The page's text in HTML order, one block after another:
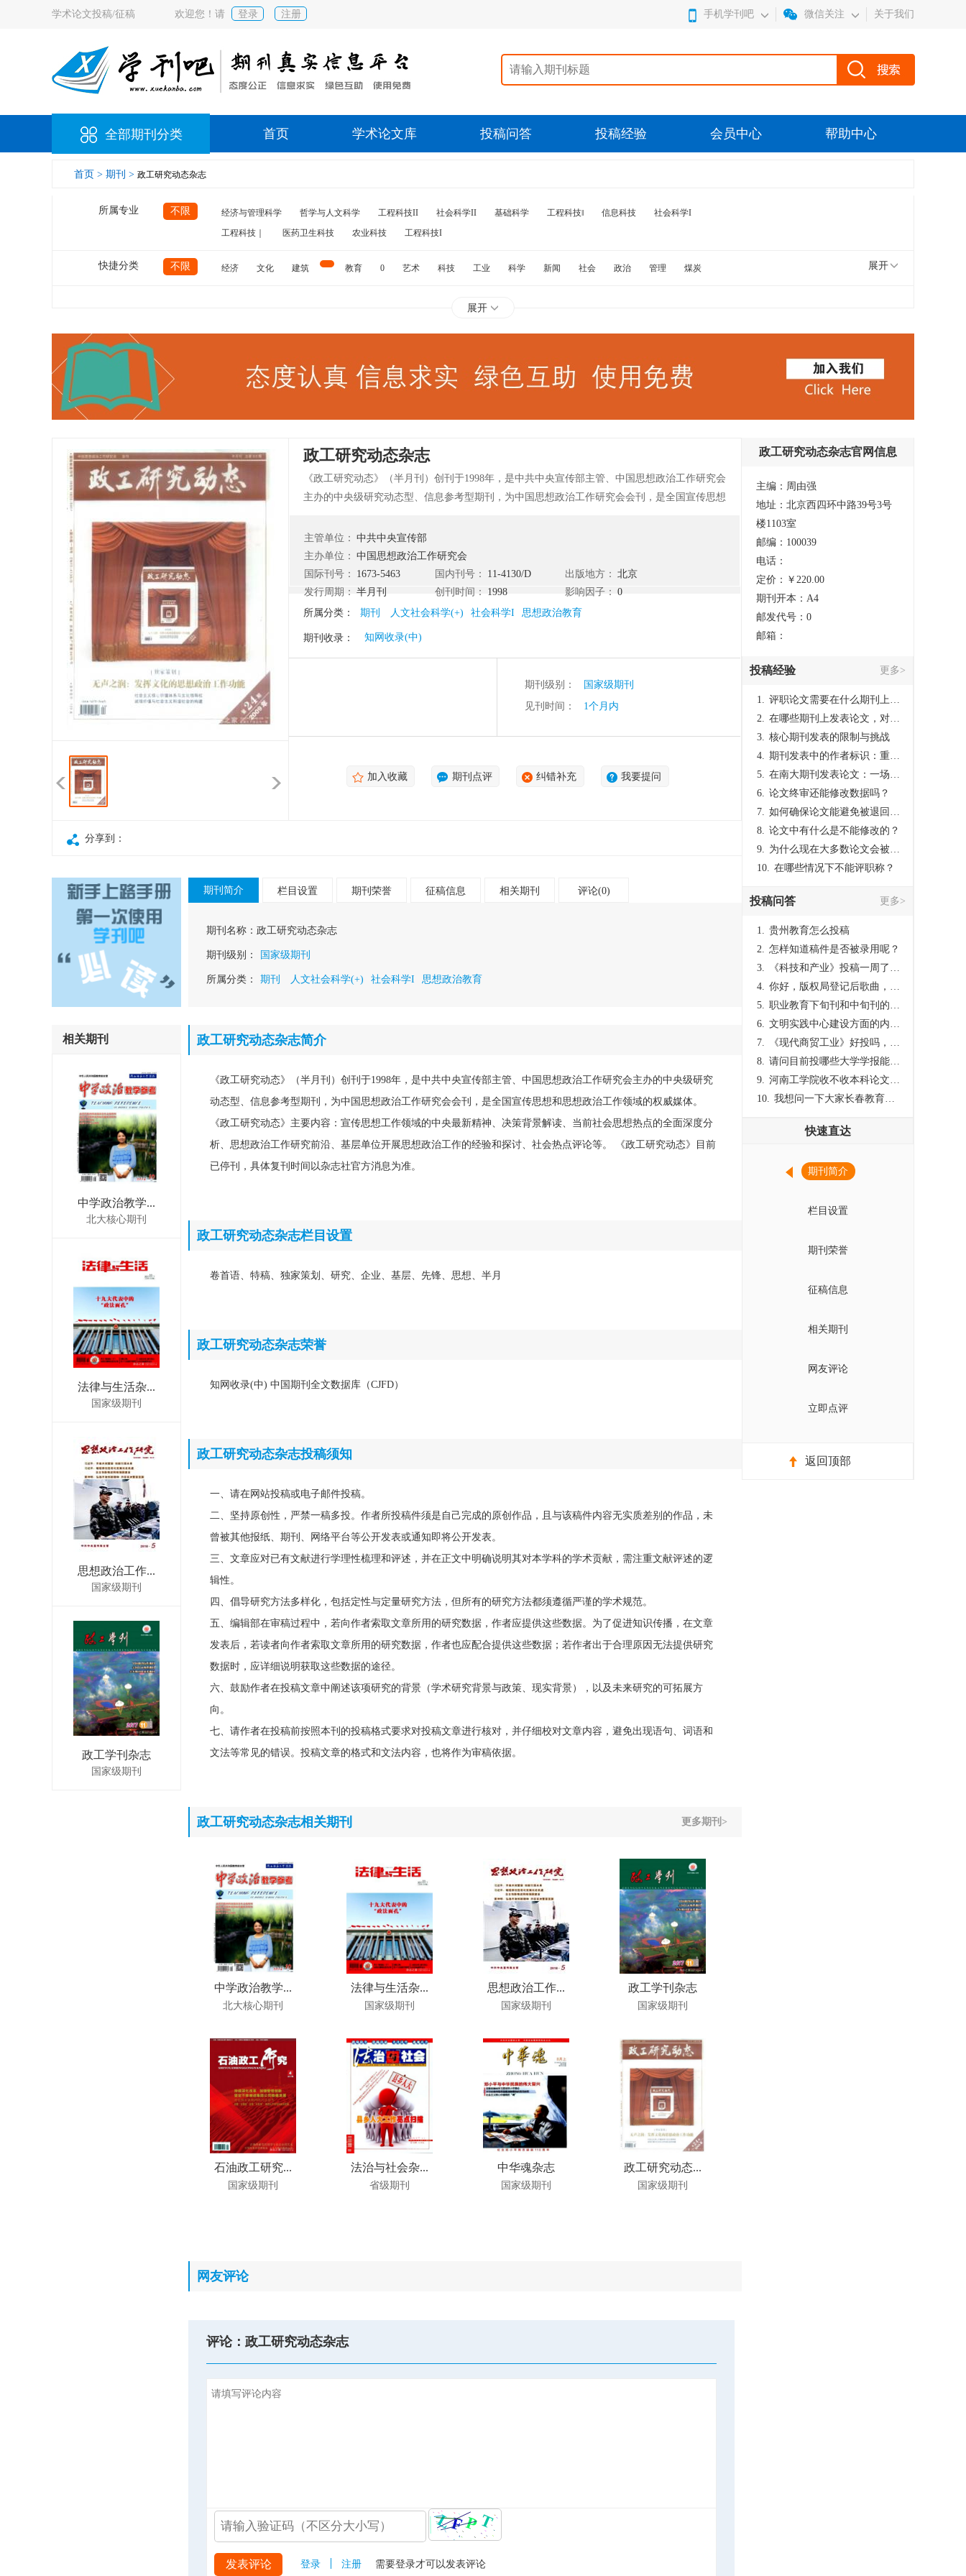
学术论文投稿/征稿 欢迎您！请 登录 注册 手机学刊吧 微信关注 关于我们
全部期刊分类 首页 学术论文库 投稿问答 投稿经验 会员中心 帮助中心
首页 > 期刊 > 政工研究动态杂志
所属专业 不限 经济与管理科学 哲学与人文科学 工程科技II 社会科学II 基础科学 工程科技‖ 信息科技
社会科学I
工程科技｜
医药卫生科技 农业科技 工程科技I
快捷分类 不限 经济 文化 建筑 教育 0 艺术 科技 工业 科学 新闻 社会 政治 管理
煤炭
展开
展开
政工研究动态杂志
《政工研究动态》（半月刊）创刊于1998年，是中共中央宣传部主管、中国思想政治工作研究会
主办的中央级研究动态型、信息参考型期刊，为中国思想政治工作研究会会刊，是全国宣传思想
精神、决策背景解读、当前社会思想热点的全面深度分析、思想政治工作研究前沿、基层单位开
展思想政治工作的经验和探讨、社会热点评论等。 《政工研究动态》目前已停刊，具体复刊时
间以杂志社官方消息为准。
主管单位： 中共中央宣传部
主办单位： 中国思想政治工作研究会
国际刊号：
1673-5463 国内刊号： 11-4130/D 出版地方：
北京
发行周期： 半月刊 创刊时间： 1998 影响因子：
0
所属分类：
期刊 人文社会科学(+) 社会科学I 思想政治教育
期刊收录： 知网收录(中)
期刊级别：
国家级期刊
见刊时间：
1个月内
加入收藏 期刊点评 纠错补充 我要提问
分享到：
相关期刊
中学政治教学...
北大核心期刊
法律与生活杂...
国家级期刊
思想政治工作...
国家级期刊
政工学刊杂志
国家级期刊
期刊简介 栏目设置 期刊荣誉 征稿信息 相关期刊 评论(0)
期刊名称： 政工研究动态杂志
期刊级别： 国家级期刊
所属分类： 期刊 人文社会科学(+) 社会科学I 思想政治教育
政工研究动态杂志简介
《政工研究动态》（半月刊）创刊于1998年，是中共中央宣传部主管、中国思想政治工作研究会主办的中央级研究
动态型、信息参考型期刊，为中国思想政治工作研究会会刊，是全国宣传思想和思想政治工作领域的权威媒体。
《政工研究动态》主要内容：宣传思想工作领域的中央最新精神、决策背景解读、当前社会思想热点的全面深度分
析、思想政治工作研究前沿、基层单位开展思想政治工作的经验和探讨、社会热点评论等。 《政工研究动态》目前
已停刊，具体复刊时间以杂志社官方消息为准。
政工研究动态杂志栏目设置
卷首语、特稿、独家策划、研究、企业、基层、先锋、思想、半月
政工研究动态杂志荣誉
知网收录(中) 中国期刊全文数据库（CJFD）
政工研究动态杂志投稿须知
一、请在网站投稿或电子邮件投稿。
二、坚持原创性，严禁一稿多投。作者所投稿件须是自己完成的原创作品，且与该稿件内容无实质差别的作品，未
曾被其他报纸、期刊、网络平台等公开发表或通知即将公开发表。
三、文章应对已有文献进行学理性梳理和评述，并在正文中明确说明其对本学科的学术贡献，需注重文献评述的逻
辑性。
四、倡导研究方法多样化，包括定性与定量研究方法，但所有的研究方法都须遵循严谨的学术规范。
五、编辑部在审稿过程中，若向作者索取文章所用的研究数据，作者应提供这些数据。为了促进知识传播，在文章
发表后，若读者向作者索取文章所用的研究数据，作者也应配合提供这些数据；若作者出于合理原因无法提供研究
数据时，应详细说明获取这些数据的途径。
六、鼓励作者在投稿文章中阐述该项研究的背景（学术研究背景与政策、现实背景），以及未来研究的可拓展方
向。
七、请作者在投稿前按照本刊的投稿格式要求对投稿文章进行核对，并仔细校对文章内容，避免出现语句、词语和
文法等常见的错误。投稿文章的格式和文法内容，也将作为审稿依据。
政工研究动态杂志相关期刊 更多期刊>
中学政治教学...
北大核心期刊
法律与生活杂...
国家级期刊
思想政治工作...
国家级期刊
政工学刊杂志
国家级期刊
石油政工研究...
国家级期刊
法治与社会杂...
省级期刊
中华魂杂志
国家级期刊
政工研究动态...
国家级期刊
网友评论
评论：政工研究动态杂志
发表评论 登录 注册 需要登录才可以发表评论
政工研究动态杂志官网信息
主编：周由强
地址：北京西四环中路39号3号
楼1103室
邮编：100039
电话：
定价：￥220.00
期刊开本：A4
邮发代号：0
邮箱：
投稿经验 更多>
1. 评职论文需要在什么期刊上发表？
2. 在哪些期刊上发表论文，对考研有优势？
3. 核心期刊发表的限制与挑战
4. 期刊发表中的作者标识：重要性与实践
5. 在南大期刊发表论文：一场知识探索与学术成就的旅程
6. 论文终审还能修改数据吗？
7. 如何确保论文能避免被退回：关键条件与策略
8. 论文中有什么是不能修改的？
9. 为什么现在大多数论文会被评判为AI撰写？（深度剖析查重机制下的困境与出路）
10. 在哪些情况下不能评职称？
投稿问答 更多>
1. 贵州教育怎么投稿
2. 怎样知道稿件是否被录用呢？
3.
《科技和产业》投稿一周了仍是“已发回执”状态，这是什么意思？什么时候外审？
4. 你好，版权局登记后歌曲，这里能否发表
5. 职业教育下旬刊和中旬刊的国内刊号一样，他们有什么区别，两本刊物都是真的吗？
6. 文明实践中心建设方面的内容适合那种期刊
7.
《现代商贸工业》好投吗，版面费多少？
8. 请问目前投哪些大学学报能较快出刊啊
9. 河南工学院收不收本科论文呀？
10. 我想问一下大家长春教育学院学报是本科学报吗？
快速直达
期刊简介
栏目设置
期刊荣誉
征稿信息
相关期刊
网友评论
立即点评
返回顶部